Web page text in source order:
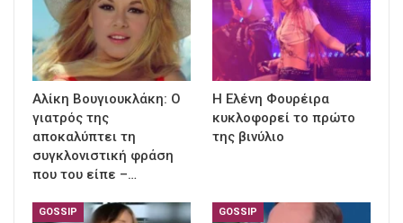
Αλίκη Βουγιουκλάκη: Ο
γιατρός της
αποκαλύπτει τη
συγκλονιστική φράση
που του είπε –…
Η Ελένη Φουρέιρα
κυκλοφορεί το πρώτο
της βινύλιο
GOSSIP GOSSIP